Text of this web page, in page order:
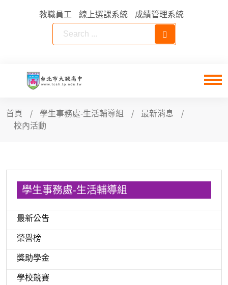
教職員工 線上選課系統 成績管理系統
首頁 學生事務處-生活輔導組
最新消息
校內活動
學生事務處-生活輔導組
最新公告
榮譽榜
獎助學金
學校競賽